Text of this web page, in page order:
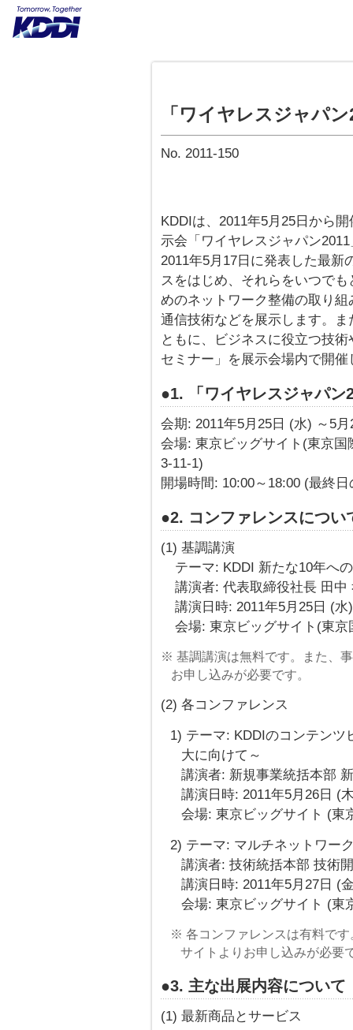
「ワイヤレスジャパ
No. 2011-150
KDDIは、2011年5月25日から
示会「ワイヤレスジャパン
2011年5月17日に発表した最新
スをはじめ、それらをいつで
めのネットワーク整備の取り
通信技術などを展示します。
ともに、ビジネスに役立つ技
セミナー」を展示会場内で開催
●1. 「ワイヤレスジャパン
会期: 2011年5月25日 (水) ～5
会場: 東京ビッグサイト(東京
3-11-1)
開場時間: 10:00～18:00 (最終
●2. コンファレンスについ
(1) 基調講演
テーマ: KDDI 新たな10年へ
講演者: 代表取締役社長 田中
講演日時: 2011年5月25日 (水
会場: 東京ビッグサイト(東
※ 基調講演は無料です。また、
お申し込みが必要です。
(2) 各コンファレンス
1) テーマ: KDDIのコンテンツ
大に向けて～
講演者: 新規事業統括本部
講演日時: 2011年5月26日 (
会場: 東京ビッグサイト (東
2) テーマ: マルチネットワー
講演者: 技術統括本部 技術
講演日時: 2011年5月27日 (
会場: 東京ビッグサイト (東
※ 各コンファレンスは有料で
サイトよりお申し込みが必要
●3. 主な出展内容について
(1) 最新商品とサービス